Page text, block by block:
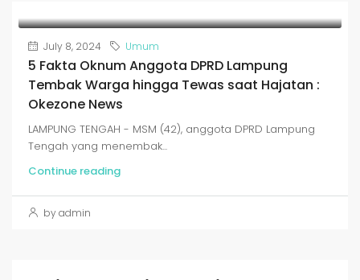
July 8, 2024 Umum
5 Fakta Oknum Anggota DPRD Lampung
Tembak Warga hingga Tewas saat Hajatan :
Okezone News
LAMPUNG TENGAH - MSM (42), anggota DPRD Lampung
Tengah yang menembak...
Continue reading
by admin